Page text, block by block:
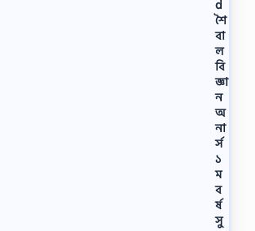
d
শৈ
বা
ল
বি
জ্ঞা
ন
অ
না
র্স
১
ম
ব
র্ষ
সু